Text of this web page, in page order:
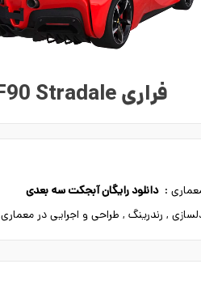
فراری SF90 Stradale
:دانلود رایگان آبجکت سه بعدی
, رندرینگ , طراحی و اجرایی در معماری